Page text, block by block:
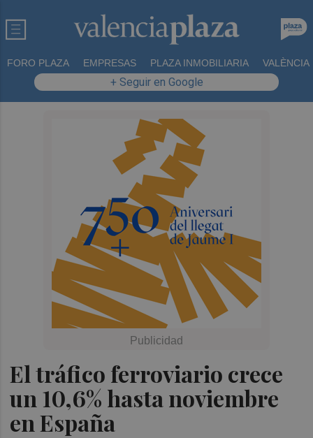
FORO PLAZA EMPRESAS PLAZA INMOBILIARIA VALÈNCIA
+ Seguir en Google
El tráfico ferroviario crece
un 10,6% hasta noviembre
en España